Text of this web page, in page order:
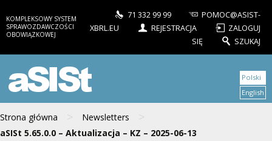
KOMPLEKSOWY SYSTEM
SPRAWOZDAWCZOŚCI
OBOWIĄZKOWEJ
71 332 99 99
POMOC@ASIST-
XBRL.EU
REJESTRACJA
ZALOGUJ
SIĘ
SZUKAJ
aSISt
Strona główna > Newsletters >
aSISt 5.65.0.0 – Aktualizacja – KZ – 2025-06-13
Polski
English